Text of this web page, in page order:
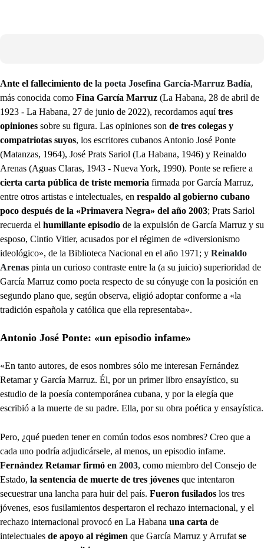
Ante el fallecimiento de la poeta Josefina García-Marruz Badía,
más conocida como Fina García Marruz (La Habana, 28 de abril de
1923 - La Habana, 27 de junio de 2022), recordamos aquítres
opiniones sobre su figura. Las opiniones son de tres colegas y
compatriotas suyos, los escritores cubanos Antonio José Ponte
(Matanzas, 1964), José Prats Sariol (La Habana, 1946) y Reinaldo
Arenas (Aguas Claras, 1943 - Nueva York, 1990). Ponte se refiere a
cierta carta pública de triste memoria firmada por García Marruz,
entre otros artistas e intelectuales, en respaldo al gobierno cubano
poco después de la «Primavera Negra» del año 2003; Prats Sariol
recuerda el humillante episodio de la expulsión de García Marruz y su
esposo, Cintio Vitier, acusados por el régimen de «diversionismo
ideológico», de la Biblioteca Nacional en el año 1971; y Reinaldo
Arenas pinta un curioso contraste entre la (a su juicio) superioridad de
García Marruz como poeta respecto de su cónyuge con la posición en
segundo plano que, según observa, eligió adoptar conforme a «la
tradición española y católica que ella representaba».
Antonio José Ponte: «un episodio infame»
«En tanto autores, de esos nombres sólo me interesan Fernández
Retamar y García Marruz. Él, por un primer libro ensayístico, su
estudio de la poesía contemporánea cubana, y por la elegía que
escribió a la muerte de su padre. Ella, por su obra poética y ensayística.
Pero, ¿qué pueden tener en común todos esos nombres? Creo que a
cada uno podría adjudicársele, al menos, un episodio infame.
Fernández Retamar firmó en 2003, como miembro del Consejo de
Estado, la sentencia de muerte de tres jóvenes que intentaron
secuestrar una lancha para huir del país. Fueron fusilados los tres
jóvenes, esos fusilamientos despertaron el rechazo internacional, y el
rechazo internacional provocó en La Habana una carta de
intelectuales de apoyo al régimen que García Marruz y Arrufat se